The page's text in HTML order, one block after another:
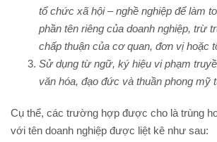
tổ chức xã hội – nghề nghiệp để làm
phần tên riêng của doanh nghiệp, trừ
chấp thuận của cơ quan, đơn vị hoặc
Sử dụng từ ngữ, ký hiệu vi phạm
văn hóa, đạo đức và thuần phong mỹ
Cụ thể, các trường hợp được cho là trùng
với tên doanh nghiệp được liệt kê như sau: